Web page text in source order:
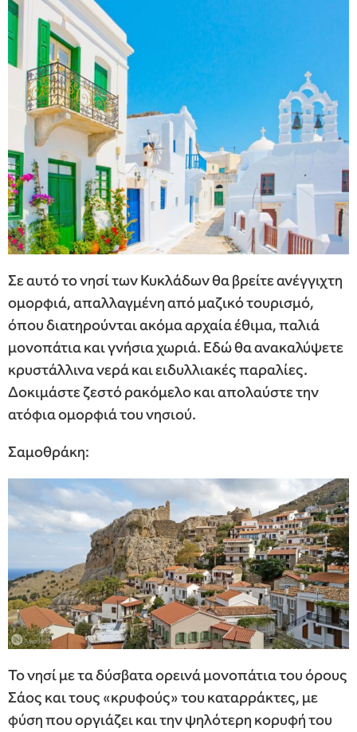
Σε αυτό το νησί των Κυκλάδων θα βρείτε ανέγγιχτη
ομορφιά, απαλλαγμένη από μαζικό τουρισμό,
όπου διατηρούνται ακόμα αρχαία έθιμα, παλιά
μονοπάτια και γνήσια χωριά. Εδώ θα ανακαλύψετε
κρυστάλλινα νερά και ειδυλλιακές παραλίες.
Δοκιμάστε ζεστό ρακόμελο και απολαύστε την
ατόφια ομορφιά του νησιού.
Σαμοθράκη:
Το νησί με τα δύσβατα ορεινά μονοπάτια του όρους
Σάος και τους «κρυφούς» του καταρράκτες, με
φύση που οργιάζει και την ψηλότερη κορυφή του